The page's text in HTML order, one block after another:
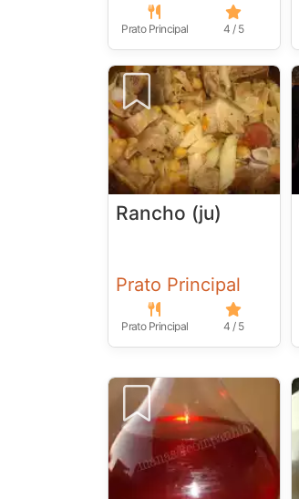
Prato Principal 4 / 5
Rancho (ju)
Prato Principal
Prato Principal 4 / 5